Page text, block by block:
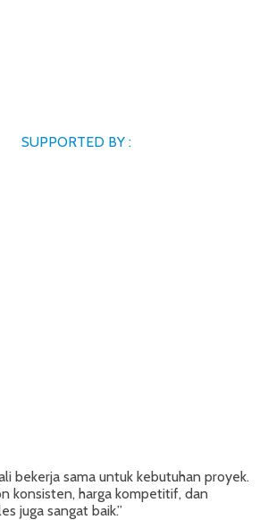
SUPPORTED BY :
bekerja sama untuk kebutuhan proyek.
konsisten, harga kompetitif, dan
juga sangat baik.”